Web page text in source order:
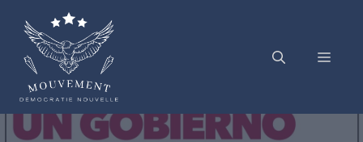
contenu
Menu